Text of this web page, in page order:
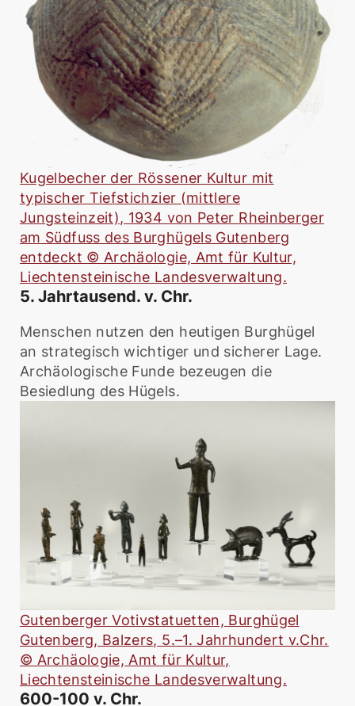
Kugelbecher der Rössener Kultur mit
typischer Tiefstichzier (mittlere
Jungsteinzeit), 1934 von Peter Rheinberger
am Südfuss des Burghügels Gutenberg
entdeckt © Archäologie, Amt für Kultur,
Liechtensteinische Landesverwaltung.
5. Jahrtausend. v. Chr.
Menschen nutzen den heutigen Burghügel
an strategisch wichtiger und sicherer Lage.
Archäologische Funde bezeugen die
Besiedlung des Hügels.
Gutenberger Votivstatuetten, Burghügel
Gutenberg, Balzers, 5.–1. Jahrhundert v.Chr.
© Archäologie, Amt für Kultur,
Liechtensteinische Landesverwaltung.
600-100 v. Chr.